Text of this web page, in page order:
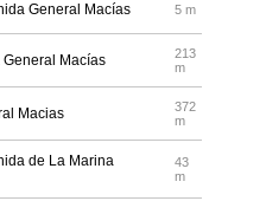
General Macías 5 m
Macías
213
m
Macias
372
m
de La Marina
43
m